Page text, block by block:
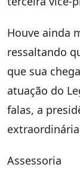
Houve ainda
ressaltando
que sua
atuação do
falas, a
Assessoria